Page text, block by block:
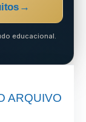
→
educacional.
ARQUIVO